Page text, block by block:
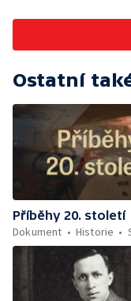
Ostatní
Příběhy 20. století
Dokument
Historie